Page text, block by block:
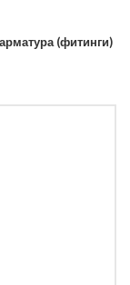
(фитинги)